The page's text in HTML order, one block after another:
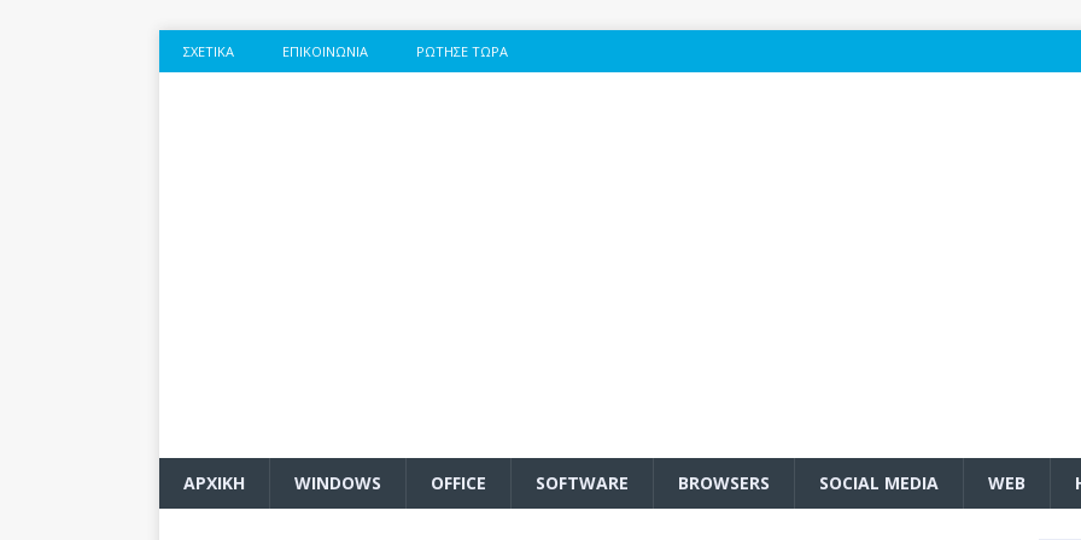
ΣΧΕΤΙΚΆ ΕΠΙΚΟΙΝΩΝΊΑ ΡΏΤΗΣΕ ΤΏΡΑ
ΑΡΧΙΚΗ WINDOWS OFFICE SOFTWARE BROWSERS SOCIAL MEDIA WEB